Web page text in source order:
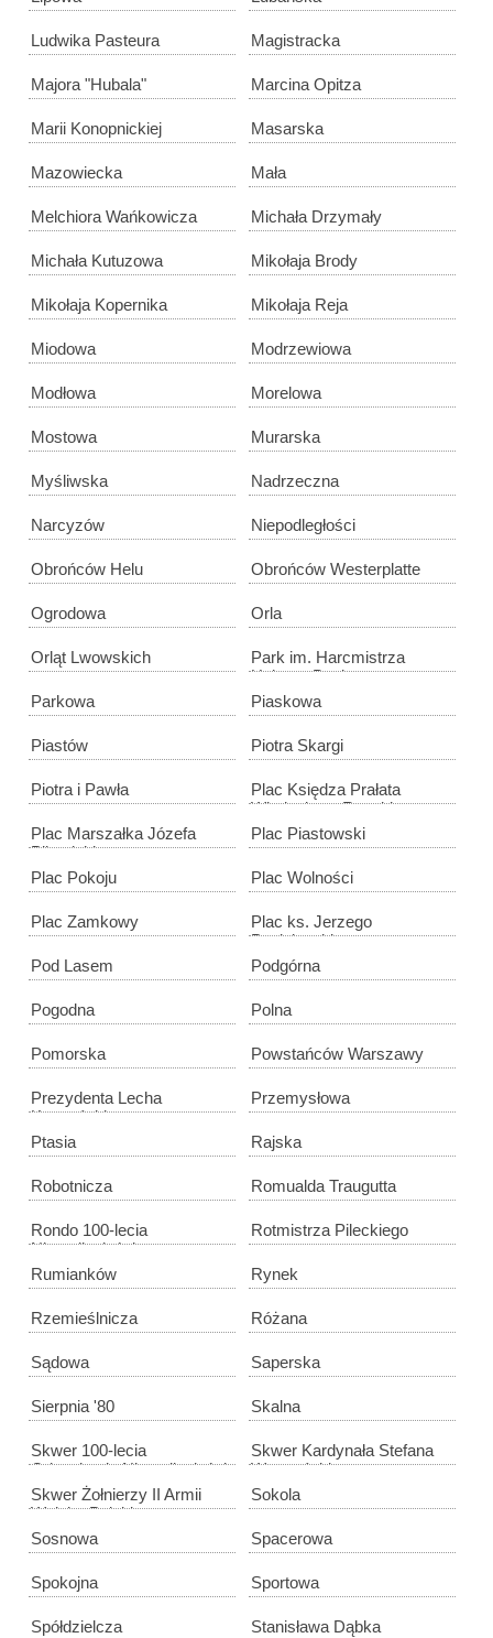
Ludwika Pasteura Magistracka
Majora "Hubala" Marcina Opitza
Marii Konopnickiej Masarska
Mazowiecka Mała
Melchiora Wańkowicza Michała Drzymały
Michała Kutuzowa Mikołaja Brody
Mikołaja Kopernika Mikołaja Reja
Miodowa Modrzewiowa
Modłowa Morelowa
Mostowa Murarska
Myśliwska Nadrzeczna
Narcyzów Niepodległości
Obrońców Helu Obrońców Westerplatte
Ogrodowa Orla
Orląt Lwowskich
Park im. Harcmistrza
Huberta Bonina
Parkowa
Piaskowa
Piastów Piotra Skargi
Piotra i Pawła
Plac Księdza Prałata
Władysława Rączki
Plac Marszałka Józefa
Piłsudskiego
Plac Piastowski
Plac Pokoju Plac Wolności
Plac Zamkowy
Plac ks. Jerzego
Popiełuszki
Pod Lasem
Podgórna
Pogodna Polna
Pomorska Powstańców Warszawy
Prezydenta Lecha
Kaczyńskiego
Przemysłowa
Ptasia Rajska
Robotnicza Romualda Traugutta
Rondo 100-lecia
Niepodległości
Rotmistrza Pileckiego
Rumianków Rynek
Rzemieślnicza Różana
Sądowa Saperska
Sierpnia '80 Skalna
Skwer 100-lecia
Odzyskania Niepodległości
Skwer Kardynała Stefana
Wyszyńskiego
Skwer Żołnierzy II Armii
Wojska Polskiego
Sokola
Sosnowa Spacerowa
Spokojna Sportowa
Spółdzielcza Stanisława Dąbka